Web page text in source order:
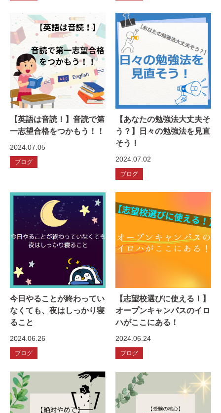
【英語は音読！】音読で第
一志望合格をつかもう！！
2024.07.05
ブログ
【あなたの勉強法大丈夫そ
う？】日々の勉強法を見直
そう！
2024.07.02
ブログ
今日やることが終わってい
なくても、夜はしっかり寝
ること
2024.06.26
ブログ
【志望校選びに使える！】
オープンキャンパスのイロ
ハがここにある！
2024.06.24
ブログ